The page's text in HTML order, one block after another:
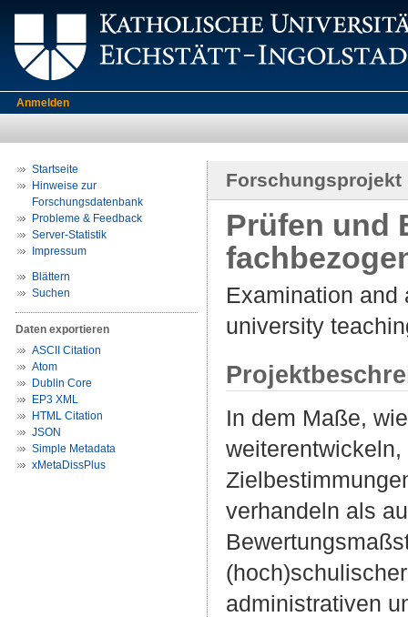
Anmelden
Startseite
Hinweise zur
Forschungsdatenbank
Probleme & Feedback
Server-Statistik
Impressum
Blättern
Suchen
Daten exportieren
ASCII Citation
Atom
Dublin Core
EP3 XML
HTML Citation
JSON
Simple Metadata
xMetaDissPlus
Forschungsprojekt
Prüfen und
Examination
university
In dem Maße,
verhandeln als
administrativen